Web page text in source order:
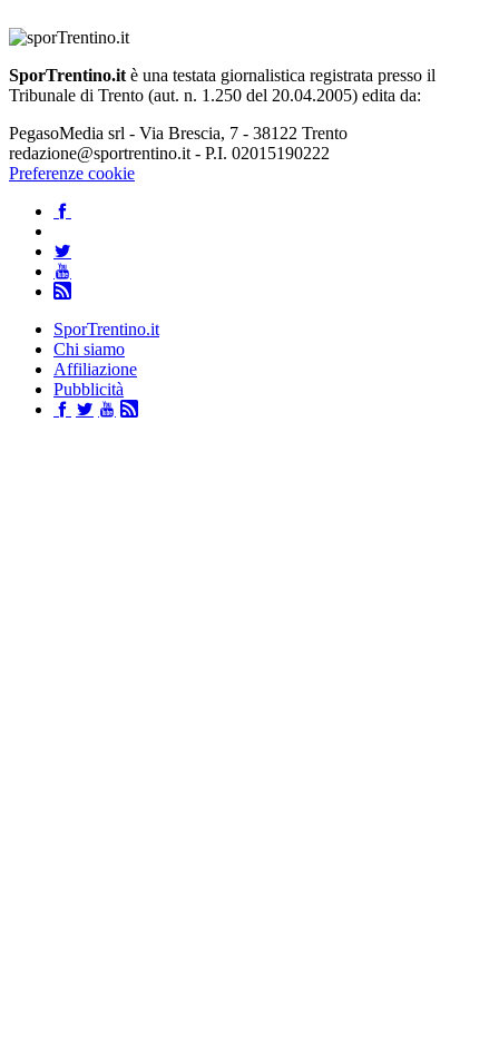
SporTrentino.it è una testata giornalistica registrata presso il
Tribunale di Trento (aut. n. 1.250 del 20.04.2005) edita da:
PegasoMedia srl - Via Brescia, 7 - 38122 Trento
redazione@sportrentino.it - P.I. 02015190222
Preferenze cookie
SporTrentino.it
Chi siamo
Affiliazione
Pubblicità